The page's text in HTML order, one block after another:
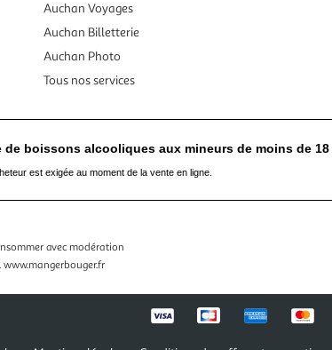
Auchan Voyages
Auchan Billetterie
Auchan Photo
Tous nos services
boissons alcooliques aux mineurs de moins de 18
est exigée au moment de la vente en ligne.
avec modération
www.mangerbouger.fr